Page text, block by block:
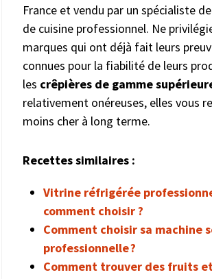
France et vendu par un spécialiste
de cuisine professionnel. Ne
marques qui ont déjà fait leurs
connues pour la fiabilité de leurs
les crêpières de gamme
relativement onéreuses, elles vous
moins cher à long terme.
Recettes similaires :
Vitrine réfrigérée
comment choisir ?
Comment choisir sa machine
professionnelle ?
Comment trouver des fruits